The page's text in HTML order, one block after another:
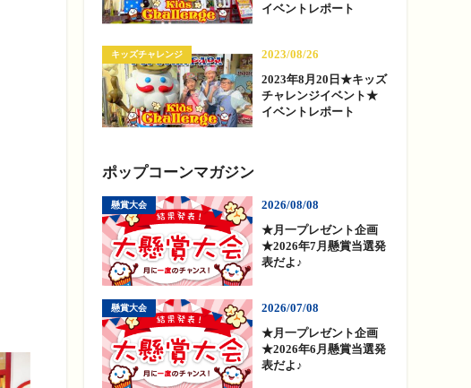
イベントレポート
キッズチャレンジ
2023/08/26
2023年8月20日★キッズ
チャレンジイベント★
イベントレポート
ポップコーンマガジン
懸賞大会
2026/08/08
★月一プレゼント企画
★2026年7月懸賞当選発
表だよ♪
懸賞大会
2026/07/08
★月一プレゼント企画
★2026年6月懸賞当選発
表だよ♪